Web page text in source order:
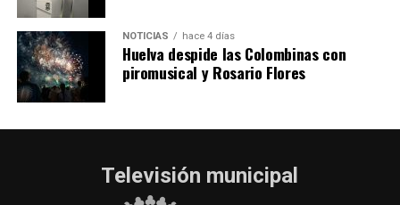
NOTICIAS hace 4 días
Huelva despide las Colombinas con
piromusical y Rosario Flores
Televisión municipal